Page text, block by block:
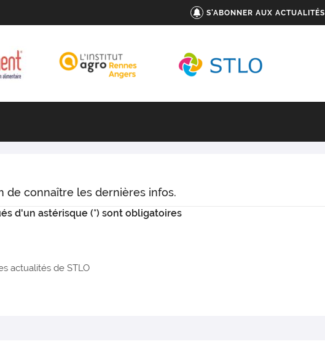
S'ABONNER AUX ACTUALITÉS
de connaître les dernières infos.
d'un astérisque (*) sont obligatoires
actualités de STLO